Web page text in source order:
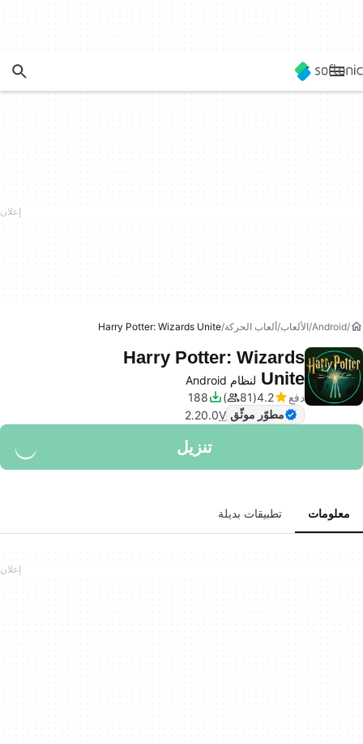
Android الألعاب ألعاب الحركة Harry Potter: Wizards Unite
Harry Potter: Wizards
Unite لنظام Android
دفع
4.2
81
188
مطوّر موثّق V
2.20.0
تنزيل
معلومات تطبيقات بديلة